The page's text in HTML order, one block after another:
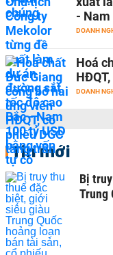
- Nam
DOANH
Hoá
DOANH
Tin mới
Bị
Trung